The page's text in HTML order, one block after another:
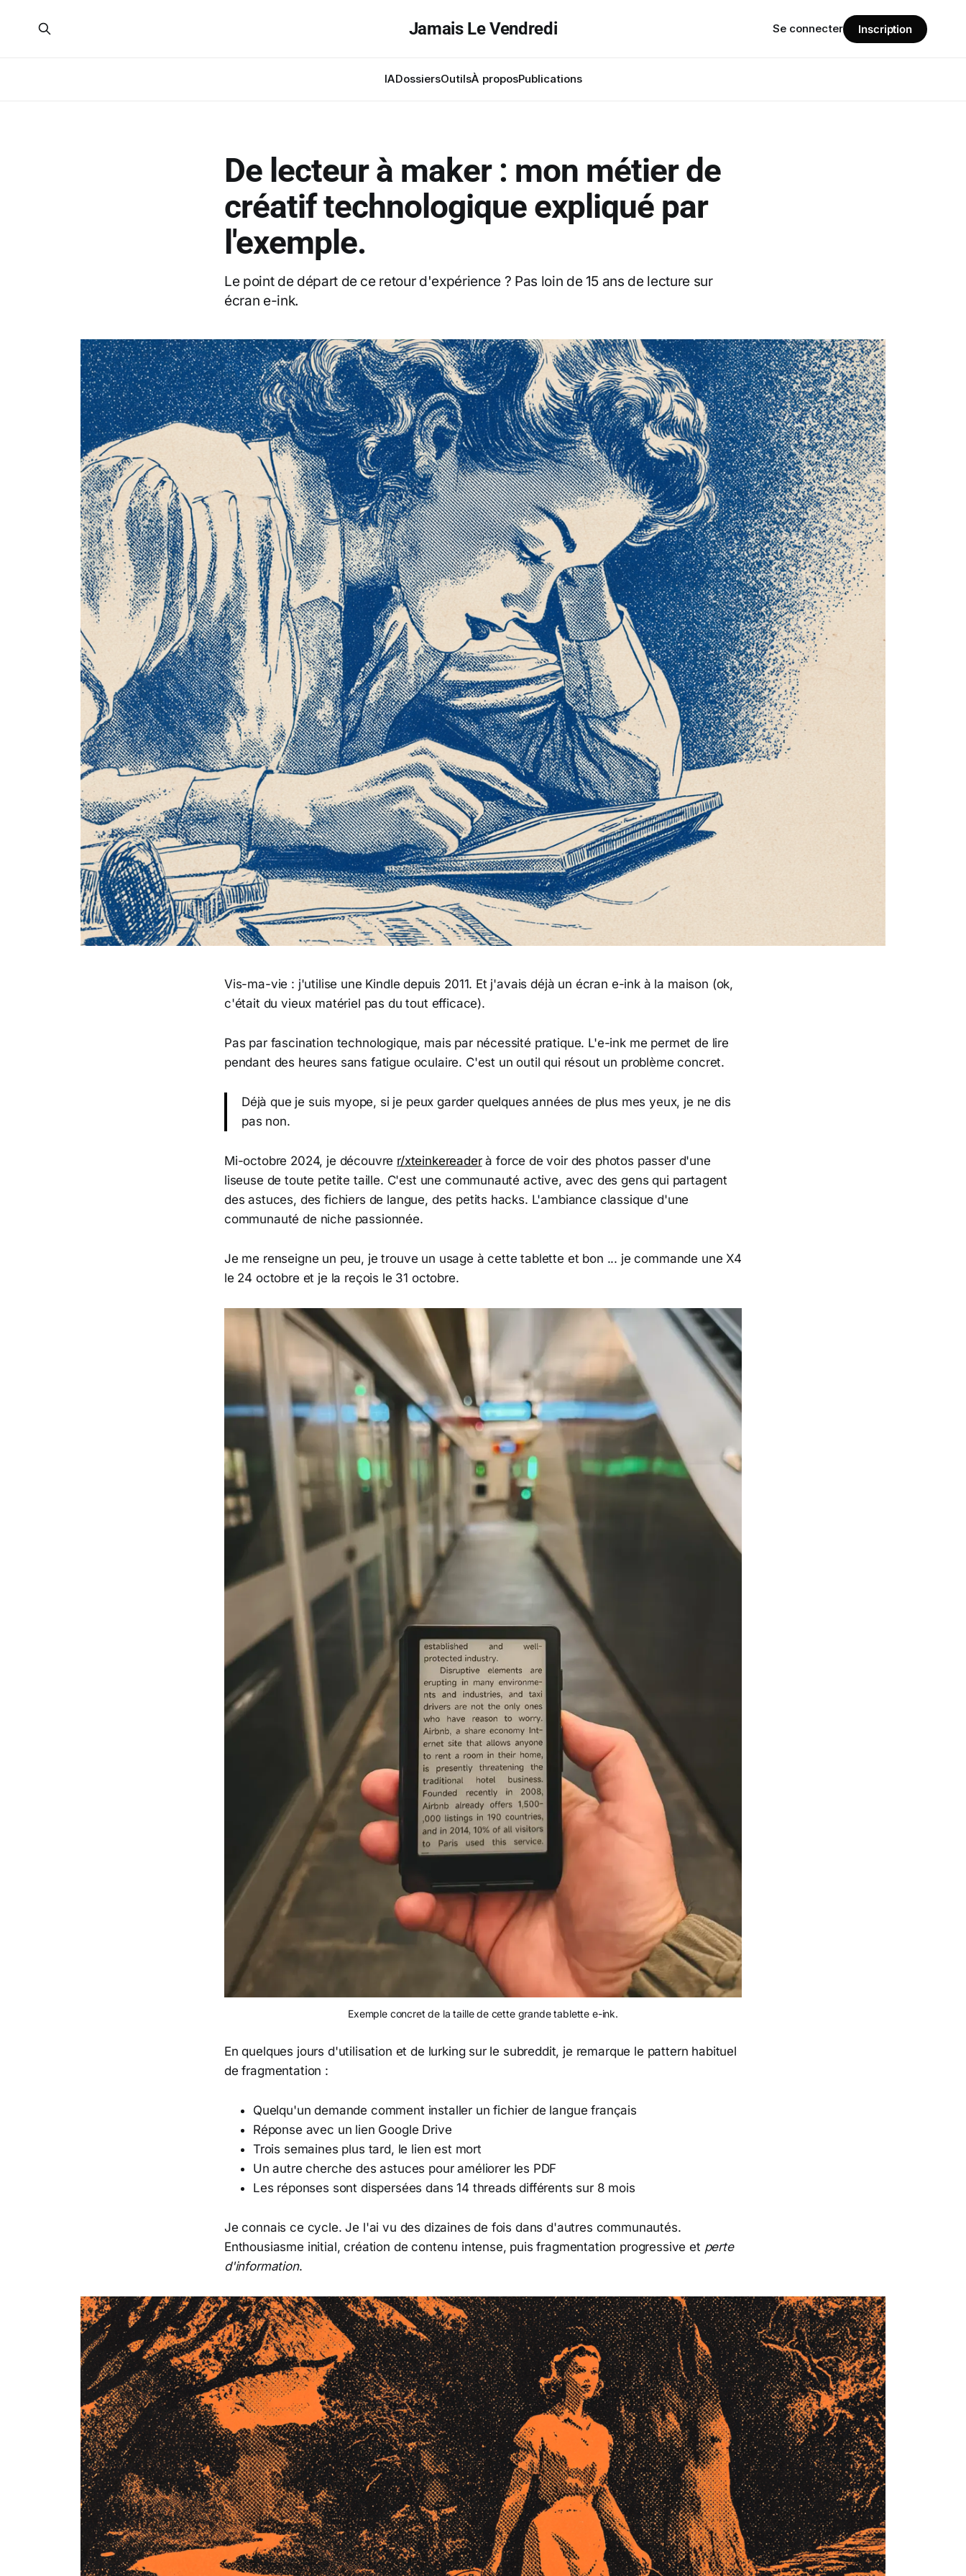
Jamais Le Vendredi
IADossiersOutilsÀ proposPublications
Se connecter Inscription
De lecteur à maker : mon métier de
créatif technologique expliqué par
l'exemple.
Le point de départ de ce retour d'expérience ? Pas loin de 15 ans de lecture sur
écran e-ink.
Vis-ma-vie : j'utilise une Kindle depuis 2011. Et j'avais déjà un écran e-ink à la maison (ok,
c'était du vieux matériel pas du tout efficace).
Pas par fascination technologique, mais par nécessité pratique. L'e-ink me permet de lire
pendant des heures sans fatigue oculaire. C'est un outil qui résout un problème concret.
Déjà que je suis myope, si je peux garder quelques années de plus mes yeux, je ne dis
pas non.
Mi-octobre 2024, je découvre r/xteinkereaderà force de voir des photos passer d'une
liseuse de toute petite taille. C'est une communauté active, avec des gens qui partagent
des astuces, des fichiers de langue, des petits hacks. L'ambiance classique d'une
communauté de niche passionnée.
Je me renseigne un peu, je trouve un usage à cette tablette et bon ... je commande une X4
le 24 octobre et je la reçois le 31 octobre.
Exemple concret de la taille de cette grande tablette e-ink.
En quelques jours d'utilisation et de lurking sur le subreddit, je remarque le pattern habituel
de fragmentation :
Quelqu'un demande comment installer un fichier de langue français
Réponse avec un lien Google Drive
Trois semaines plus tard, le lien est mort
Un autre cherche des astuces pour améliorer les PDF
Les réponses sont dispersées dans 14 threads différents sur 8 mois
Je connais ce cycle. Je l'ai vu des dizaines de fois dans d'autres communautés.
Enthousiasme initial, création de contenu intense, puis fragmentation progressive et perte
d'information.